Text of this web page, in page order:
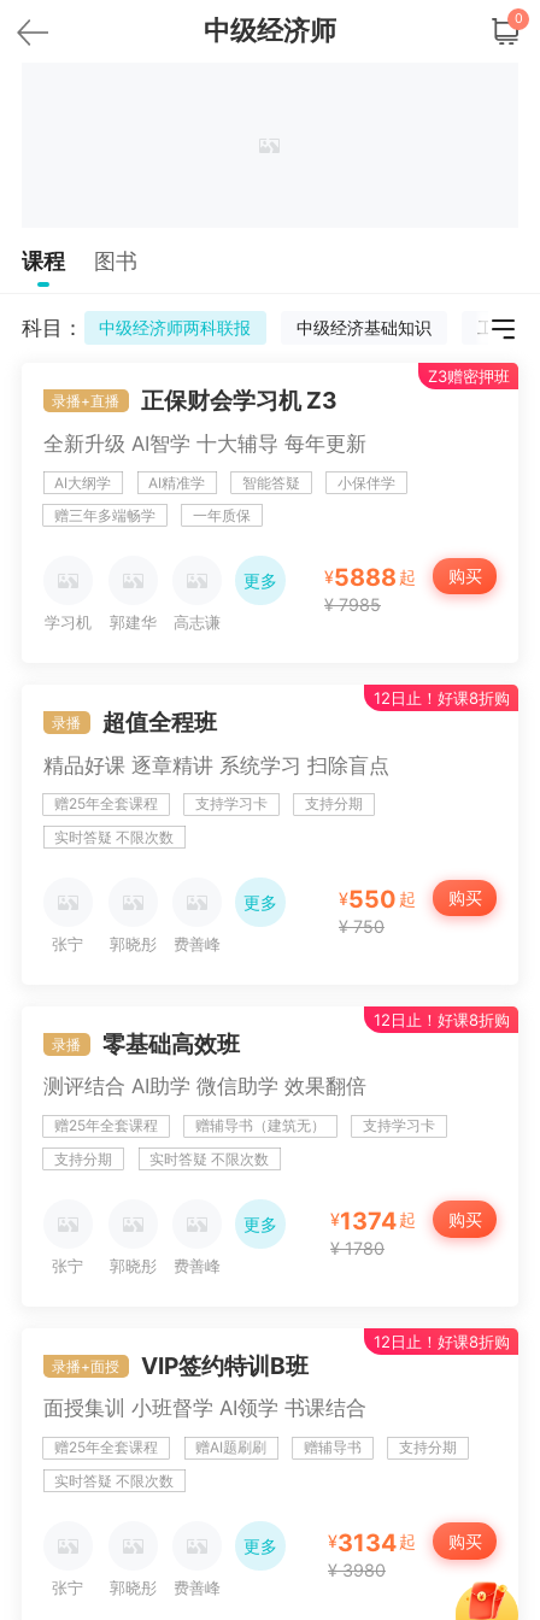
中级经济师 0
课程 图书
科目： 中级经济师两科联报 中级经济基础知识 工商管
录播+直播 正保财会学习机 Z3
全新升级 AI智学 十大辅导 每年更新
AI大纲学 AI精准学 智能答疑
小保伴学
赠三年多端畅学
一年质保
学习机 郭建华 高志谦
侯永斌 达江 征鸿
周靖 杨军
更多 ¥5888 起
购买
¥ 7985
Z3赠密押班
录播 超值全程班
精品好课 逐章精讲 系统学习 扫除盲点
赠25年全套课程 支持学习卡
支持分期
实时答疑 不限次数
张宁 郭晓彤 费善峰
冯冬梅 宋智文 张小强
徐跃 高美臣 谷雨彤
更多 ¥550 起
购买
¥ 750
12日止！好课8折购
录播 零基础高效班
测评结合 AI助学 微信助学 效果翻倍
赠25年全套课程 赠辅导书（建筑无）
支持学习卡
支持分期
实时答疑 不限次数
张宁 郭晓彤 费善峰
冯冬梅 宋智文 张小强
徐跃 高美臣 谷雨彤
更多 ¥1374起
购买
¥ 1780
12日止！好课8折购
录播+面授 VIP签约特训B班
面授集训 小班督学 AI领学 书课结合
赠25年全套课程 赠AI题刷刷 赠辅导书
支持分期
实时答疑 不限次数
张宁 郭晓彤 费善峰
更多 ¥3134起
购买
¥ 3980
12日止！好课8折购